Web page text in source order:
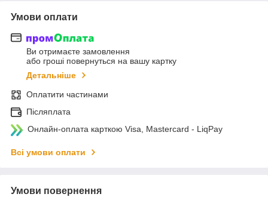
Умови оплати
Ви отримаєте замовлення
або гроші повернуться на вашу картку
Детальніше
Оплатити частинами
Післяплата
Онлайн-оплата карткою Visa, Mastercard - LiqPay
Всі умови оплати
Умови повернення